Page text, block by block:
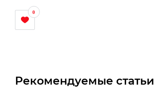
0
Рекомендуемые статьи